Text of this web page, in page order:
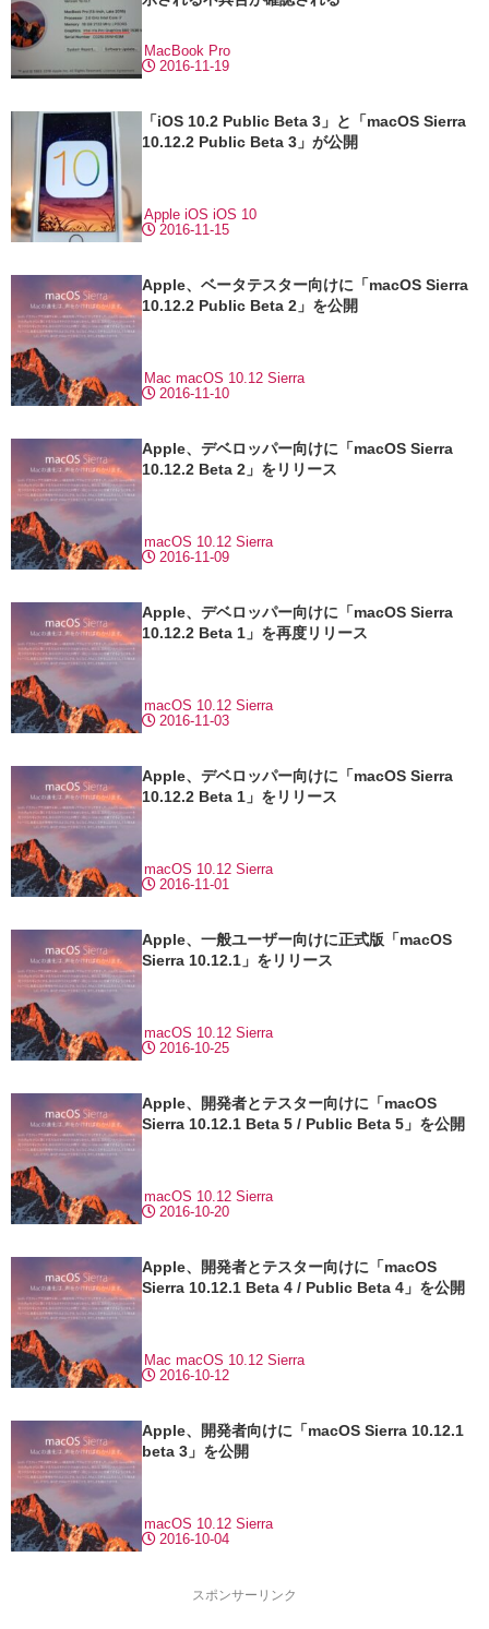
2016-11-19
MacBook Pro
「iOS 10.2 Public Beta 3」と「macOS Sierra
10.12.2 Public Beta 3」が公開
2016-11-15
Apple iOS iOS 10
Apple、ベータテスター向けに「macOS Sierra
10.12.2 Public Beta 2」を公開
2016-11-10
Mac macOS 10.12 Sierra
Apple、デベロッパー向けに「macOS Sierra
10.12.2 Beta 2」をリリース
2016-11-09
macOS 10.12 Sierra
Apple、デベロッパー向けに「macOS Sierra
10.12.2 Beta 1」を再度リリース
2016-11-03
macOS 10.12 Sierra
Apple、デベロッパー向けに「macOS Sierra
10.12.2 Beta 1」をリリース
2016-11-01
macOS 10.12 Sierra
Apple、一般ユーザー向けに正式版「macOS
Sierra 10.12.1」をリリース
2016-10-25
macOS 10.12 Sierra
Apple、開発者とテスター向けに「macOS
Sierra 10.12.1 Beta 5 / Public Beta 5」を公開
2016-10-20
macOS 10.12 Sierra
Apple、開発者とテスター向けに「macOS
Sierra 10.12.1 Beta 4 / Public Beta 4」を公開
2016-10-12
Mac macOS 10.12 Sierra
Apple、開発者向けに「macOS Sierra 10.12.1
beta 3」を公開
2016-10-04
macOS 10.12 Sierra
スポンサーリンク